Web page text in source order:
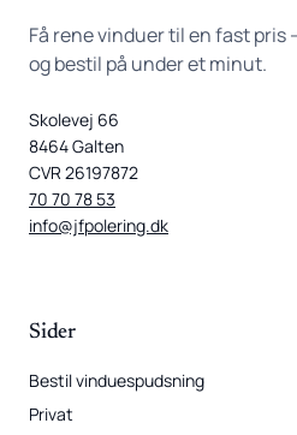
Få rene vinduer til en fast
og bestil på under et minut.
Skolevej 66
8464 Galten
CVR 26197872
70 70 78 53
info@jfpolering.dk
Sider
Bestil vinduespudsning
Privat